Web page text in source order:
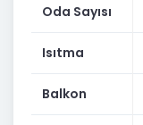
Oda Sayısı
Isıtma
Balkon